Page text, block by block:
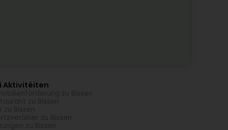
Aktivitéiten